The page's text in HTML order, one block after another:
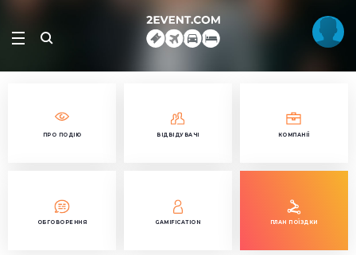
ПРО ПОДІЮ ВІДВІДУВАЧІ КОМПАНІЇ
ОБГОВОРЕННЯ GAMIFICATION ПЛАН ПОЇЗДКИ